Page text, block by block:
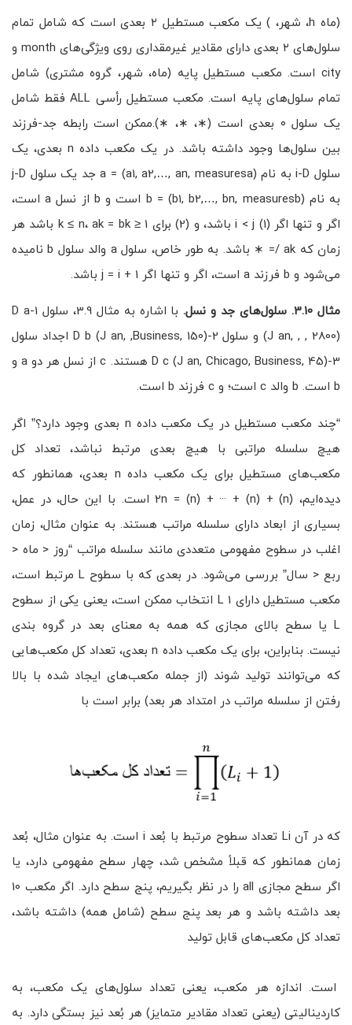
(ماه h، شهر، ) یک مکعب مستطیل ۲ بعدی است که شامل تمام
سلول‌های ۲ بعدی دارای مقادیر غیرمقداری روی ویژگی‌های month و
city است. مکعب مستطیل پایه (ماه، شهر، گروه مشتری) شامل
تمام سلول‌های پایه است. مکعب مستطیل رأسی ALL فقط شامل
یک سلول ۰ بعدی است (∗، ∗، ∗).ممکن است رابطه جد-فرزند
بین سلول‌ها وجود داشته باشد. در یک مکعب داده n بعدی، یک
سلول i-D به نام a = (a1, a2,…, an, measuresa) جد یک سلول j-D
به نام b = (b1, b2,…, bn, measuresb) است و b از نسل a است،
اگر و تنها اگر (1) i < j باشد، و (2) برای 1 ≤ k ≤ n، ak = bk باشد هر
زمان که ak /= ∗ باشد. به طور خاص، سلول a والد سلول b نامیده
می‌شود و b فرزند a است، اگر و تنها اگر j = i + 1 باشد.
مثال 3.10. سلول‌های جد و نسل.
با اشاره به مثال 3.9، سلول 1-D a
(J an, , , 2800) و سلول 2-D b (J an, ,Business, 150) اجداد سلول
3-D c (J an, Chicago, Business, 45) هستند. c از نسل هر دو a و
b است. b والد c است؛ و c فرزند b است.
“چند مکعب مستطیل در یک مکعب داده n بعدی وجود دارد؟” اگر
هیچ سلسله مراتبی با هیچ بعدی مرتبط نباشد، تعداد کل
مکعب‌های مستطیل برای یک مکعب داده n بعدی، همانطور که
دیده‌ایم، (n) + (n) + ··· + (n) = 2n است. با این حال، در عمل،
بسیاری از ابعاد دارای سلسله مراتب هستند. به عنوان مثال، زمان
اغلب در سطوح مفهومی متعددی مانند سلسله مراتب “روز < ماه <
ربع < سال” بررسی می‌شود. در بعدی که با سطوح L مرتبط است،
مکعب مستطیل دارای L 1 انتخاب ممکن است، یعنی یکی از سطوح
L یا سطح بالای مجازی که همه به معنای بعد در گروه بندی
نیست. بنابراین، برای یک مکعب داده n بعدی، تعداد کل مکعب‌هایی
که می‌توانند تولید شوند (از جمله مکعب‌های ایجاد شده با بالا
رفتن از سلسله مراتب در امتداد هر بعد) برابر است با
که در آن Li تعداد سطوح مرتبط با بُعد i است. به عنوان مثال، بُعد
زمان همانطور که قبلاً مشخص شد، چهار سطح مفهومی دارد، یا
اگر سطح مجازی all را در نظر بگیریم، پنج سطح دارد. اگر مکعب 10
بعد داشته باشد و هر بعد پنج سطح (شامل همه) داشته باشد،
تعداد کل مکعب‌های قابل تولید
است. اندازه هر مکعب، یعنی تعداد سلول‌های یک مکعب، به
کاردینالیتی (یعنی تعداد مقادیر متمایز) هر بُعد نیز بستگی دارد. به